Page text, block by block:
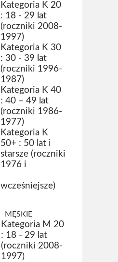
Kategoria K 20
: 18 - 29 lat
(roczniki 2008-
1997)
Kategoria K 30
: 30 - 39 lat
(roczniki 1996-
1987)
Kategoria K 40
: 40 – 49 lat
(roczniki 1986-
1977)
Kategoria K
50+ : 50 lat i
starsze (roczniki
1976 i
wcześniejsze)
MĘSKIE
Kategoria M 20
: 18 - 29 lat
(roczniki 2008-
1997)